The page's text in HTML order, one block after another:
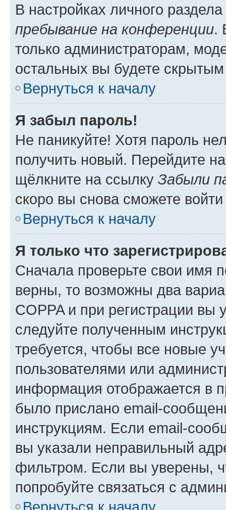
В настройках личного
пребывание на конференции.
только администраторам,
остальных вы будете
Вернуться к началу
Я забыл пароль!
Не паникуйте! Хотя пароль
получить новый. Перейдите
щёлкните на ссылку Забыли
скоро вы снова сможете
Вернуться к началу
Я только что
Сначала проверьте свои имя
верны, то возможны два
COPPA и при регистрации вы
следуйте полученным
требуется, чтобы все новые
пользователями или
информация отображается в
было прислано email-
инструкциям. Если email-
вы указали неправильный
фильтром. Если вы уверены,
попробуйте связаться с
Вернуться к началу